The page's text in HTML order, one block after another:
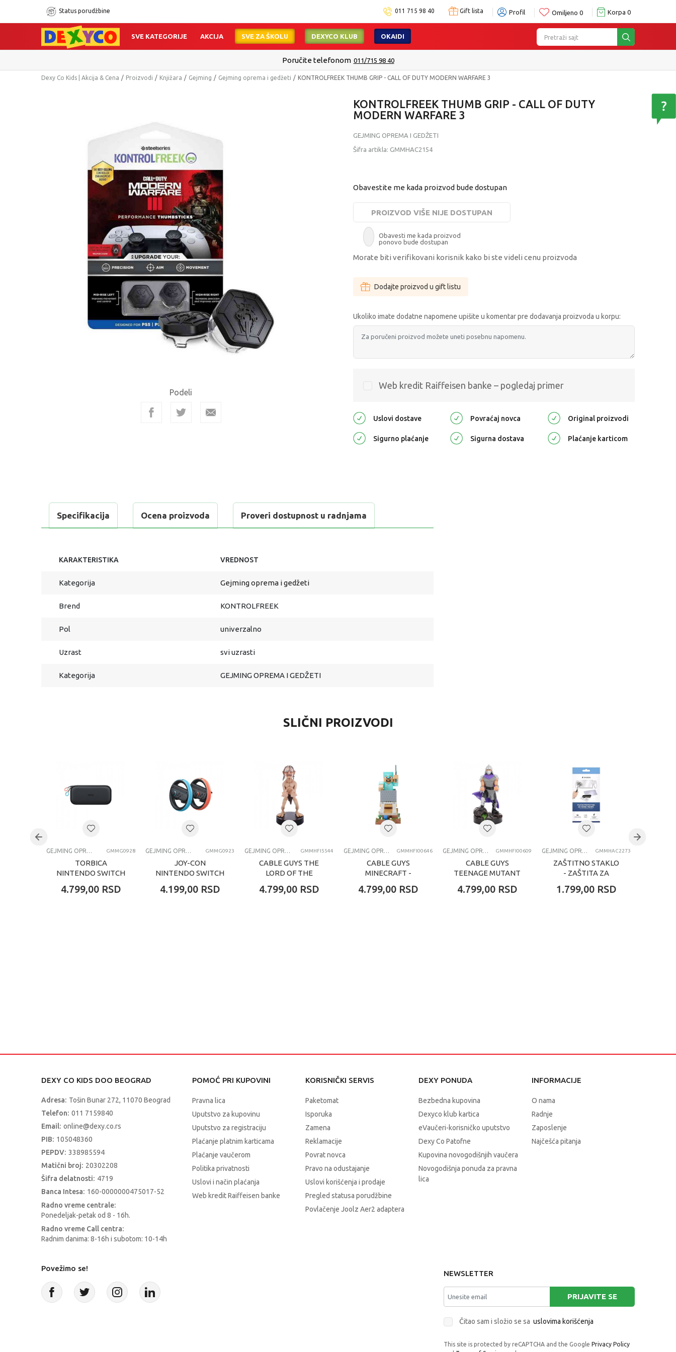
Status porudžbine 011 715 98 40 Gift lista Profil Omiljeno 0 Korpa 0
Pretraži sajt
SVE KATEGORIJE AKCIJA SVE ZA ŠKOLU DEXYCO KLUB OKAIDI
Poručite telefonom 011/715 98 40
Dexy Co Kids | Akcija & Cena Proizvodi Knjižara Gejming Gejming oprema i gedžeti KONTROLFREEK THUMB GRIP - CALL OF DUTY MODERN WARFARE 3
Podeli
KONTROLFREEK THUMB GRIP - CALL OF DUTY
MODERN WARFARE 3
GEJMING OPREMA I GEDŽETI
Šifra artikla: GMMHAC2154
Obavestite me kada proizvod bude dostupan
PROIZVOD VIŠE NIJE DOSTUPAN
Obavesti me kada proizvod
ponovo bude dostupan
Morate biti verifikovani korisnik kako bi ste videli cenu proizvoda
Dodajte proizvod u gift listu
Ukoliko imate dodatne napomene upišite u komentar pre dodavanja proizvoda u korpu:
Web kredit Raiffeisen banke – pogledaj primer
Uslovi dostave Povraćaj novca Original proizvodi
Sigurno plaćanje Sigurna dostava Plaćanje karticom
Specifikacija Ocena proizvoda Proveri dostupnost u radnjama
KARAKTERISTIKA VREDNOST
Kategorija Gejming oprema i gedžeti
Brend KONTROLFREEK
Pol univerzalno
Uzrast svi uzrasti
Kategorija GEJMING OPREMA I GEDŽETI
SLIČNI PROIZVODI
GEJMING OPREMA I GEDŽETI GMMG0928
TORBICA
NINTENDO SWITCH
AND SCREEN
4.799,00 RSD
GEJMING OPREMA I GEDŽETI GMMG0923
JOY-CON
NINTENDO SWITCH
NINTENDO SWITCH
4.199,00 RSD
GEJMING OPREMA I GEDŽETI GMMHFI5544
CABLE GUYS THE
LORD OF THE
4.799,00 RSD
GEJMING OPREMA I GEDŽETI GMMHFI00646
CABLE GUYS
MINECRAFT -
ARMOUR
4.799,00 RSD
GEJMING OPREMA I GEDŽETI GMMHFI00609
CABLE GUYS
TEENAGE MUTANT
SHREDDER
4.799,00 RSD
GEJMING OPREMA I GEDŽETI GMMHAC2273
ZAŠTITNO STAKLO
- ZAŠTITA ZA
TEMPERED GLASS -
1.799,00 RSD
DEXY CO KIDS DOO BEOGRAD
Adresa: Tošin Bunar 272, 11070 Beograd
Telefon: 011 7159840
Email: online@dexy.co.rs
PIB: 105048360
PEPDV: 338985594
Matični broj: 20302208
Šifra delatnosti: 4719
Banca Intesa: 160-0000000475017-52
Radno vreme centrale:
Ponedeljak-petak od 8 - 16h.
Radno vreme Call centra:
Radnim danima: 8-16h i subotom: 10-14h
POMOĆ PRI KUPOVINI
Pravna lica
Uputstvo za kupovinu
Uputstvo za registraciju
Plaćanje platnim karticama
Plaćanje vaučerom
Politika privatnosti
Uslovi i način plaćanja
Web kredit Raiffeisen banke
KORISNIČKI SERVIS
Paketomat
Isporuka
Zamena
Reklamacije
Povrat novca
Pravo na odustajanje
Uslovi korišćenja i prodaje
Pregled statusa porudžbine
Povlačenje Joolz Aer2 adaptera
DEXY PONUDA
Bezbedna kupovina
Dexyco klub kartica
eVaučeri-korisničko uputstvo
Dexy Co Patofne
Kupovina novogodišnjih vaučera
Novogodišnja ponuda za pravna
lica
INFORMACIJE
O nama
Radnje
Zaposlenje
Najčešća pitanja
Povežimo se!
NEWSLETTER
PRIJAVITE SE
Čitao sam i složio se sa uslovima korišćenja
This site is protected by reCAPTCHA and the Google Privacy Policy